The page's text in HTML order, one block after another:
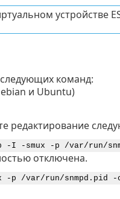
устройстве
команд:
и Ubuntu)
редактирование
-I -smux -p /var/run/
отключена.
-p /var/run/snmpd.pid -